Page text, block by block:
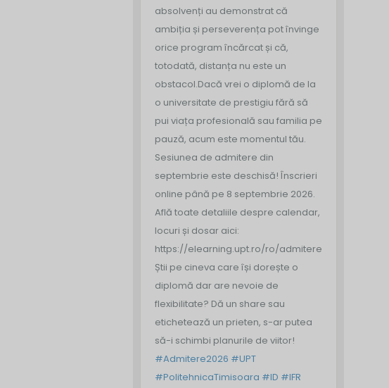
absolvenți au demonstrat că
ambiția și perseverența pot învinge
orice program încărcat și că,
totodată, distanța nu este un
obstacol.Dacă vrei o diplomă de la
o universitate de prestigiu fără să
pui viața profesională sau familia pe
pauză, acum este momentul tău.
Sesiunea de admitere din
septembrie este deschisă! Înscrieri
online până pe 8 septembrie 2026.
Află toate detaliile despre calendar,
locuri și dosar aici:
https://elearning.upt.ro/ro/admitere/
Știi pe cineva care își dorește o
diplomă dar are nevoie de
flexibilitate? Dă un share sau
etichetează un prieten, s-ar putea
să-i schimbi planurile de viitor!
#Admitere2026 #UPT
#PolitehnicaTimisoara #ID #IFR